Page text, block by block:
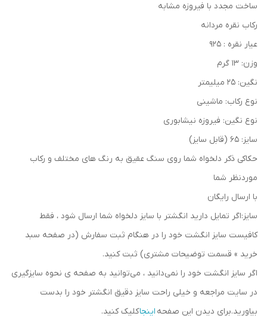
ساخت مجدد با فیروزه مشابه
رکاب نقره مردانه
عیار نقره : 925
وزن: 13 گرم
نگین: 25 میلیمتر
نوع رکاب: ماشینی
نوع نگین: فیروزه نیشابوری
سایز: 65 (قابل سایز)
حکاکی ذکر دلخواه شما روی سنگ عقیق به رنگ های مختلف و رکاب
موردنظر شما
با ارسال رایگان
سایز:اگر تمایل دارید انگشتر با سایز دلخواه شما ارسال شود ، فقط
کافیست سایز انگشت خود را در هنگام ثبت سفارش (در صفحه سبد
خرید » قسمت توضیحات مشتری) ثبت کنید.
اگر سایز انگشت خود را نمی‌دانید ، می‌توانید به صفحه ی نحوه سایزگیری
در سایت مراجعه و خیلی راحت سایز دقیق انگشتر خود را بدست
بیاورید.برای دیدن این صفحه اینجاکلیک کنید.